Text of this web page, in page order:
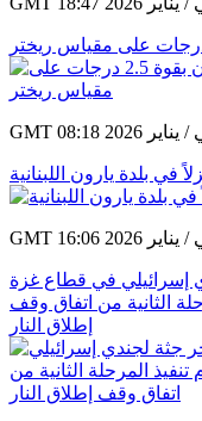
في بلدة يارون اللبنانية
إسرائيلي في قطاع غزة
الثانية من اتفاق وقف
إطلاق النار